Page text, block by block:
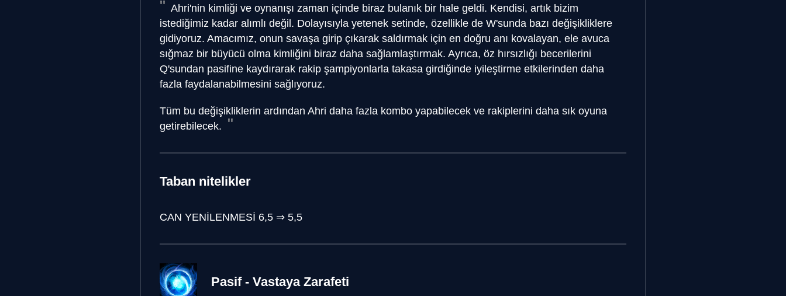
Ahri'nin kimliği ve oynanışı zaman içinde biraz bulanık bir hale geldi. Kendisi, artık bizim
istediğimiz kadar alımlı değil. Dolayısıyla yetenek setinde, özellikle de W'sunda bazı değişikliklere
gidiyoruz. Amacımız, onun savaşa girip çıkarak saldırmak için en doğru anı kovalayan, ele avuca
sığmaz bir büyücü olma kimliğini biraz daha sağlamlaştırmak. Ayrıca, öz hırsızlığı becerilerini
Q'sundan pasifine kaydırarak rakip şampiyonlarla takasa girdiğinde iyileştirme etkilerinden daha
fazla faydalanabilmesini sağlıyoruz.
Tüm bu değişikliklerin ardından Ahri daha fazla kombo yapabilecek ve rakiplerini daha sık oyuna
getirebilecek.
Taban nitelikler
CAN YENİLENMESİ 6,5 ⇒ 5,5
Pasif - Vastaya Zarafeti